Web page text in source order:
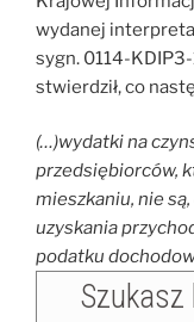
wydanej
sygn. 0114-
stwierdził, co
(…)wydatki na
przedsiębiorców,
mieszkaniu, nie
uzyskania
podatku